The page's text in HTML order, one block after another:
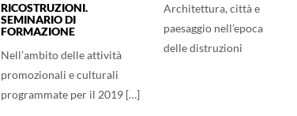
RICOSTRUZIONI.
SEMINARIO DI
FORMAZIONE
Nell’ambito delle attività
promozionali e culturali
programmate per il 2019 […]